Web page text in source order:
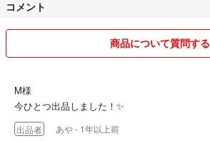
コメント
商品について質問する
M様
今ひとつ出品しました！✨
出品者 あや- 1年以上前